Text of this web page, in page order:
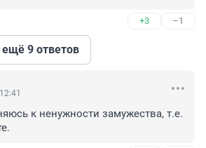
+3 –1
9 ответов
к ненужности замужества, т.е.